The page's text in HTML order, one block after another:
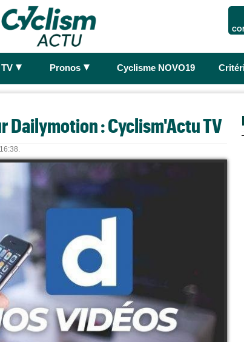
► Pronos ► Cyclisme NOVO19
Dailymotion : Cyclism'Actu TV